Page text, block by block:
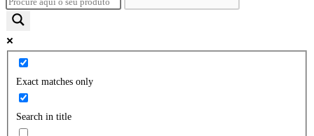
Exact matches only
Search in title